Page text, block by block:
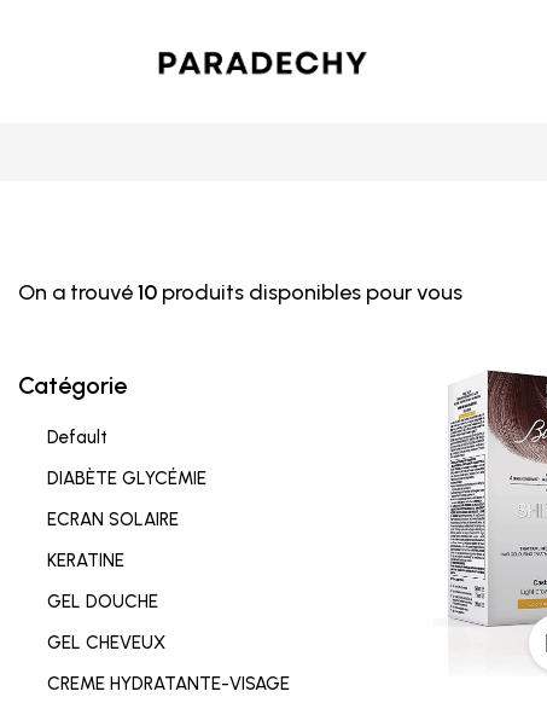
On a trouvé10 produits disponibles pour vous
Catégorie
Default
DIABÈTE GLYCÉMIE
ECRAN SOLAIRE
KERATINE
GEL DOUCHE
GEL CHEVEUX
CREME HYDRATANTE-VISAGE